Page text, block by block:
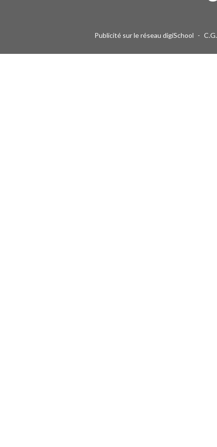
Publicité sur le réseau digiSchool -